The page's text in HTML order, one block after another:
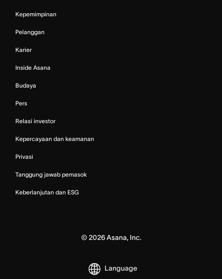
Kepemimpinan
Pelanggan
Karier
Inside Asana
Budaya
Pers
Relasi investor
Kepercayaan dan keamanan
Privasi
Tanggung jawab pemasok
Keberlanjutan dan ESG
© 2026Asana, Inc.
Language